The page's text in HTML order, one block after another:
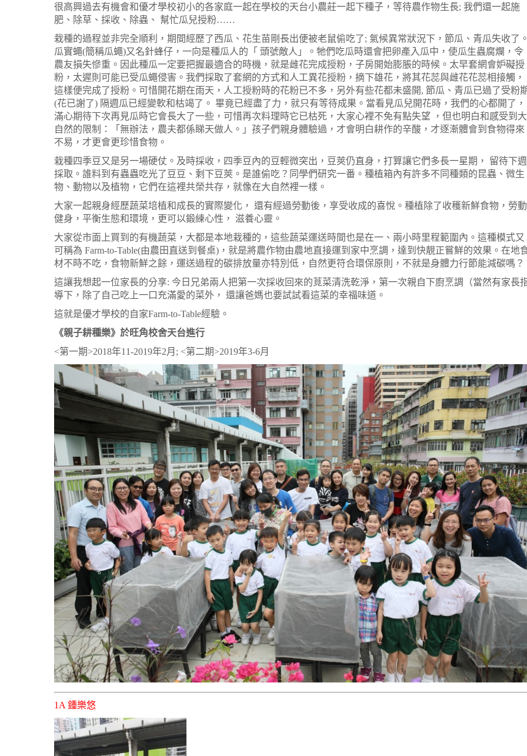
很高興過去有機會和優才學校初小的各家庭一起在學校的天台小農莊一起下種子，等待農作物生長; 我們還一起施
肥、除草、採收、除蟲、 幫忙瓜兒授粉……
栽種的過程並非完全順利，期間經歷了西瓜、花生苗剛長出便被老鼠偷吃了; 氣候異常狀況下，節瓜、青瓜失收了。
瓜實蠅(簡稱瓜蠅)又名針蜂仔，一向是種瓜人的「 頭號敵人」。牠們吃瓜時還會把卵產入瓜中，使瓜生蟲腐爛，令
農友損失慘重。因此種瓜一定要把握最適合的時機，就是雌花完成授粉，子房開始膨脹的時候。太早套網會妒礙授
粉，太遲則可能已受瓜蠅侵害。我們採取了套網的方式和人工異花授粉，摘下雄花，將其花蕊與雌花花蕊相接觸，
這樣便完成了授粉。可惜開花期在雨天，人工授粉時的花粉已不多，另外有些花都未盛開, 節瓜、青瓜已過了受粉
(花已謝了) 隔週瓜已經變軟和枯竭了。 畢竟已經盡了力，就只有等待成果。當看見瓜兒開花時，我們的心都開了，
滿心期待下次再見瓜時它會長大了一些，可惜再次料理時它已枯死，大家心裡不免有點失望 ，但也明白和感受到大
自然的限制：「無辦法，農夫都係睇天做人。」孩子們親身體驗過，才會明白耕作的辛酸，才逐漸體會到食物得來
不易，才更會更珍惜食物。
栽種四季豆又是另一場硬仗。及時採收，四季豆內的豆輕微突出，豆莢仍直身，打算讓它們多長一星期， 留待下週
採取。誰料到有蟲蟲吃光了豆豆、剩下豆莢。是誰偷吃？同學們研究一番。種植箱內有許多不同種類的昆蟲、微生
物、動物以及植物，它們在這裡共榮共存，就像在大自然裡一樣。
大家一起親身經歷蔬菜培植和成長的實際變化， 還有經過勞動後，享受收成的喜悅。種植除了收穫新鮮食物，勞動
健身，平衡生態和環境，更可以鍛練心性， 滋養心靈。
大家從市面上買到的有機蔬菜，大都是本地栽種的，這些蔬菜運送時間也是在一、兩小時里程範圍內。這種模式又
可稱為 Farm-to-Table(由農田直送到餐桌)，就是將農作物由農地直接運到家中烹調，達到快靚正嘗鮮的效果。在地
材不時不吃，食物新鮮之餘，運送過程的碳排放量亦特別低，自然更符合環保原則，不就是身體力行節能減碳嗎？
這讓我想起一位家長的分享: 今日兄弟兩人把第一次採收回來的莧菜清洗乾淨，第一次親自下廚烹調（當然有家長
導下，除了自己吃上一口充滿愛的菜外， 還讓爸媽也要試試看這菜的幸福味道。
這就是優才學校的自家Farm-to-Table經驗。
《親子耕種樂》於旺角校舍天台進行
<第一期>2018年11-2019年2月; <第二期>2019年3-6月
1A 鍾樂悠